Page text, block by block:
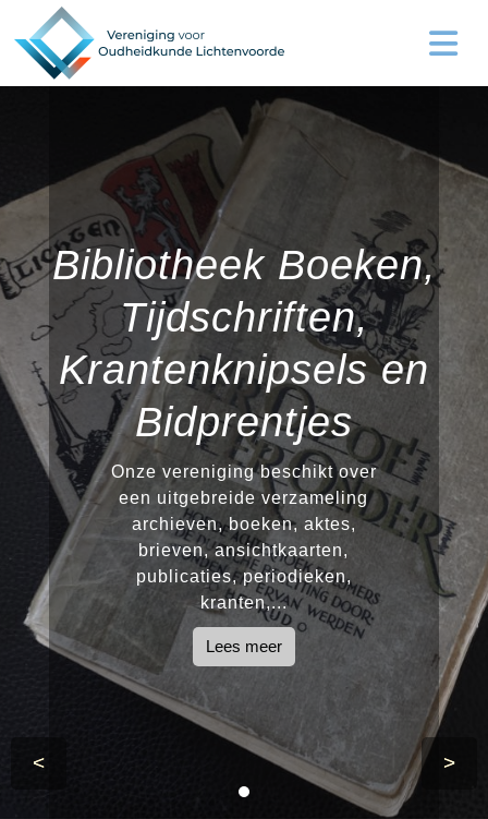
Bibliotheek Boeken,
Tijdschriften,
Krantenknipsels en
Bidprentjes
Onze vereniging beschikt over
een uitgebreide verzameling
archieven, boeken, aktes,
brieven, ansichtkaarten,
publicaties, periodieken,
kranten,...
Lees meer
< >